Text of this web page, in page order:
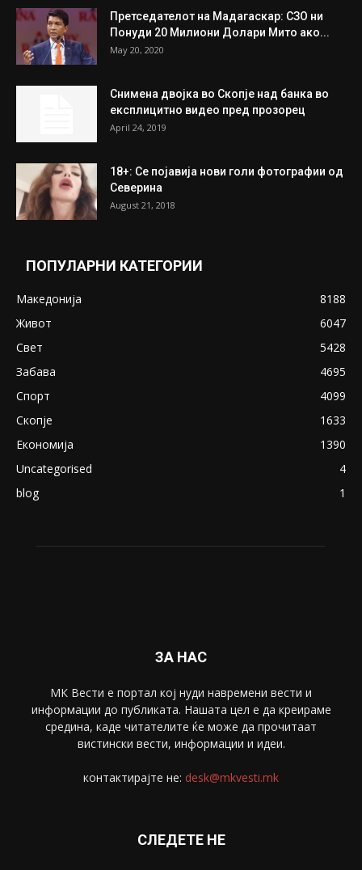
Претседателот на Мадагаскар: СЗО ни
Понуди 20 Милиони Долари Мито ако...
May 20, 2020
Снимена двојка во Скопје над банка во
експлицитно видео пред прозорец
April 24, 2019
18+: Се појавија нови голи фотографии од
Северина
August 21, 2018
ПОПУЛАРНИ КАТЕГОРИИ
Македонија
8188
Живот
6047
Свет
5428
Забава
4695
Спорт
4099
Скопје
1633
Економија
1390
Uncategorised
4
blog
1
ЗА НАС
МК Вести е портал коj нуди навремени вести и
информации до публиката. Нашата цел е да креираме
средина, каде читателите ќе може да прочитаат
вистински вести, информации и идеи.
контактирајте не: desk@mkvesti.mk
СЛЕДЕТЕ НЕ